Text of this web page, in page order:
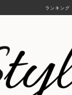
ランキング